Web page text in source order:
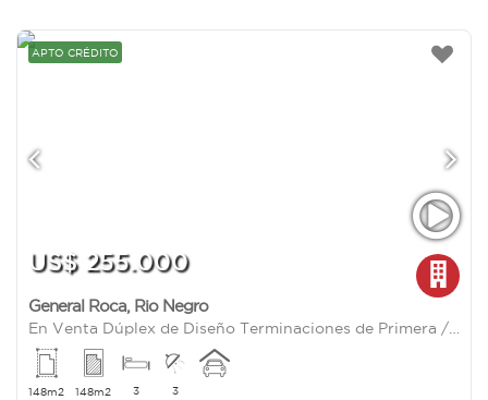
APTO CRÉDITO
US$ 255.000
General Roca, Rio Negro
En Venta Dúplex de Diseño Terminaciones de Primera / B° Los Tordos Cipolletti /3 dorm /Apto Crédito
148m2 148m2 3 3